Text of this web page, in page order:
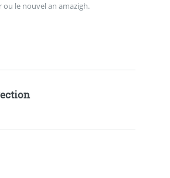
ou le nouvel an amazigh.